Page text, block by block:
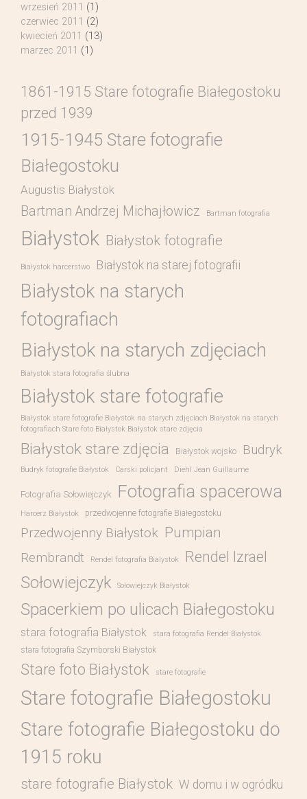
wrzesień 2011 (1)
czerwiec 2011 (2)
kwiecień 2011 (13)
marzec 2011 (1)
1861-1915 Stare fotografie Białegostoku
przed 1939
1915-1945 Stare fotografie
Białegostoku
Augustis Białystok
Bartman Andrzej Michajłowicz Bartman fotografia
Białystok Białystok fotografie
Białystok harcerstwo Białystok na starej fotografii
Białystok na starych
fotografiach
Białystok na starych zdjęciach
Białystok stara fotografia ślubna
Białystok stare fotografie
Białystok stare fotografie Białystok na starych zdjęciach Białystok na starych
fotografiach Stare foto Białystok Białystok stare zdjęcia
Białystok stare zdjęcia Białystok wojsko Budryk
Budryk fotografie Białystok Carski policjant Diehl Jean Guillaume
Fotografia Sołowiejczyk Fotografia spacerowa
Harcerz Białystok przedwojenne fotografie Białegostoku
Przedwojenny Białystok Pumpian
Rembrandt Rendel fotografia Bialystok Rendel Izrael
Sołowiejczyk Sołowiejczyk Białystok
Spacerkiem po ulicach Białegostoku
stara fotografia Białystok stara fotografia Rendel Białystok
stara fotografia Szymborski Białystok
Stare foto Białystok stare fotografie
Stare fotografie Białegostoku
Stare fotografie Białegostoku do
1915 roku
stare fotografie Białystok W domu i w ogródku